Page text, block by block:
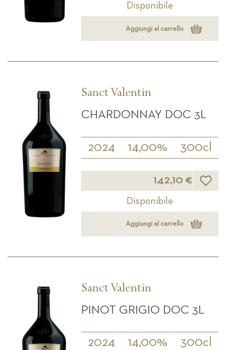
Disponibile
Aggiungi al carrello
Sanct Valentin
CHARDONNAY DOC 3L
2024 14,00% 300cl
142,10 €
Disponibile
Aggiungi al carrello
Sanct Valentin
PINOT GRIGIO DOC 3L
2024 14,00% 300cl